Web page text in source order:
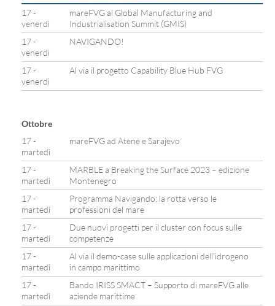
17 -
venerdì
mareFVG al Global Manufacturing and
Industrialisation Summit (GMIS)
17 -
venerdì
NAVIGANDO!
17 -
venerdì
Al via il progetto Capability Blue Hub FVG
Ottobre
17 -
martedì
mareFVG ad Atene e Sarajevo
17 -
martedì
MARBLE a Breaking the Surface 2023 – edizione
Montenegro
17 -
martedì
Programma Navigando: la rotta verso le
professioni del mare
17 -
martedì
Due nuovi progetti per il cluster con focus sulle
competenze
17 -
martedì
Al via il demo-case sulle applicazioni dell’idrogeno
in campo marittimo
17 -
martedì
Bando IRISS SMACT – Supporto di mareFVG alle
aziende marittime